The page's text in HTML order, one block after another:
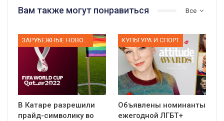
Все
Вам также могут понравиться
В Катаре разрешили
прайд-символику во
КУЛЬТУРА И СПОРТ
Объявлены номинанты
ежегодной ЛГБТ+